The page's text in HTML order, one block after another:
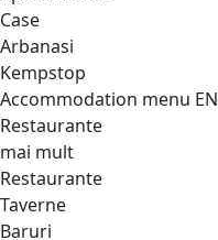
Case
Arbanasi
Kempstop
Accommodation menu EN
Restaurante
mai mult
Restaurante
Taverne
Baruri